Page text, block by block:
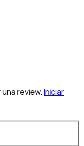
review.Iniciar